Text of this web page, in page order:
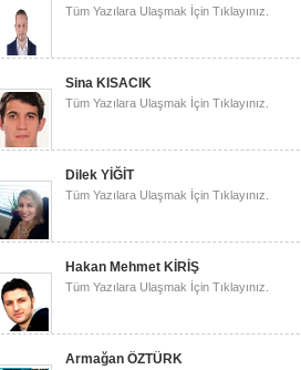
Tüm Yazılara Ulaşmak İçin Tıklayınız.
Sina KISACIK
Tüm Yazılara Ulaşmak İçin Tıklayınız.
Dilek YİĞİT
Tüm Yazılara Ulaşmak İçin Tıklayınız.
Hakan Mehmet KİRİŞ
Tüm Yazılara Ulaşmak İçin Tıklayınız.
Armağan ÖZTÜRK